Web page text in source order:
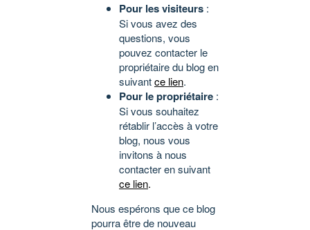
Pour les visiteurs :
Si vous avez des
questions, vous
pouvez contacter le
propriétaire du blog en
suivantce lien.
Pour le propriétaire :
Si vous souhaitez
rétablir l’accès à votre
blog, nous vous
invitons à nous
contacter en suivant
ce lien.
Nous espérons que ce blog
pourra être de nouveau